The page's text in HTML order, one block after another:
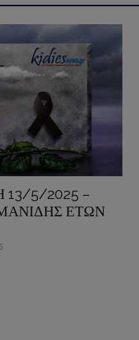
13/5/2025 –
ΕΤΩΝ